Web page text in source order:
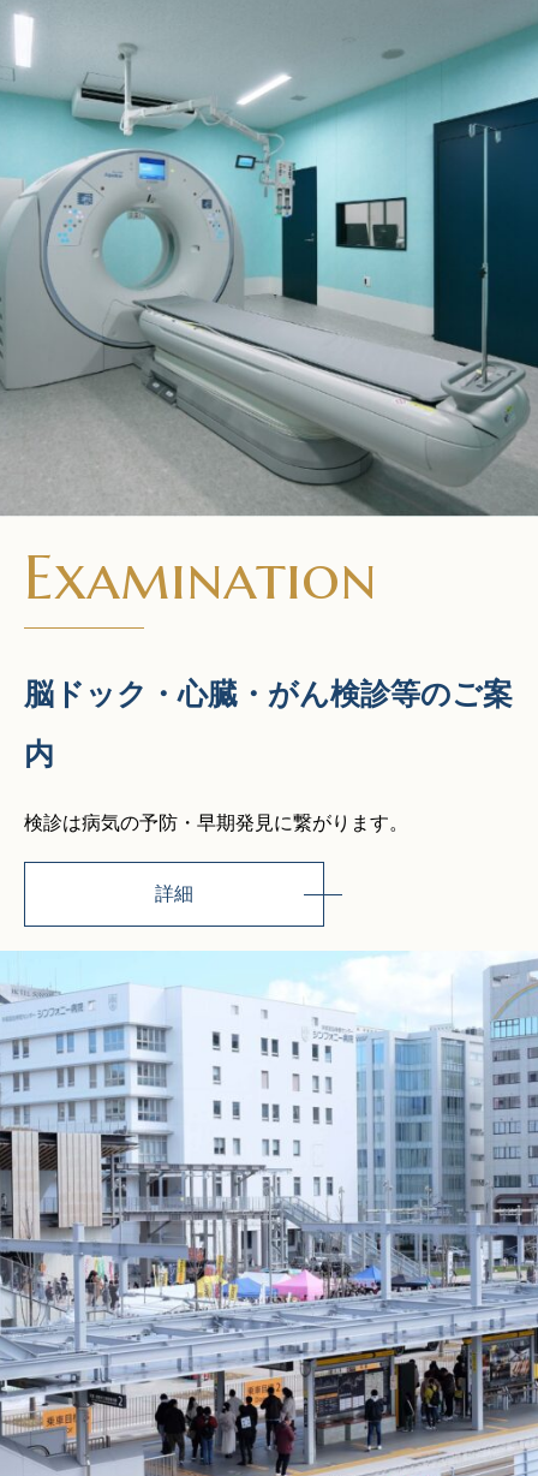
Examination
脳ドック・心臓・がん検診等のご案
内
検診は病気の予防・早期発見に繋がります。
詳細